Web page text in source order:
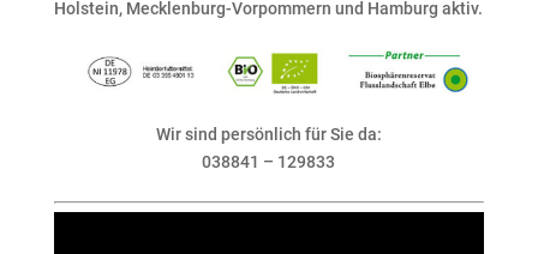
Holstein, Mecklenburg-Vorpommern und Hamburg aktiv.
Wir sind persönlich für Sie da:
038841 – 129833